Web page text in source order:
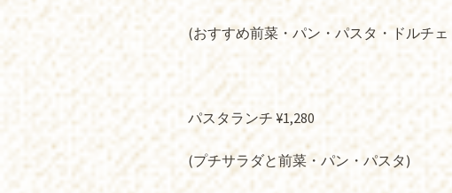
(おすすめ前菜・パン・パスタ・ドルチ
パスタランチ ¥1,280
(プチサラダと前菜・パン・パスタ)